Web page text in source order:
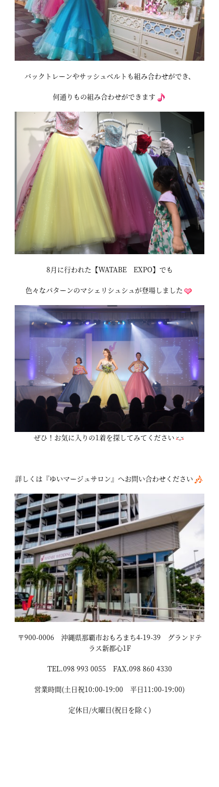
バックトレーンやサッシュベルトも組み合わせができ、
何通りもの組み合わせができます
8月に行われた【WATABE EXPO】でも
色々なパターンのマシェリシュシュが登場しました
ぜひ！お気に入りの1着を探してみてください
詳しくは『ゆいマージュサロン』へお問い合わせください
〒900-0006 沖縄県那覇市おもろまち4-19-39 グランドテ
ラス新都心1F
TEL.098 993 0055 FAX.098 860 4330
営業時間(土日祝10:00-19:00 平日11:00-19:00)
定休日/火曜日(祝日を除く)